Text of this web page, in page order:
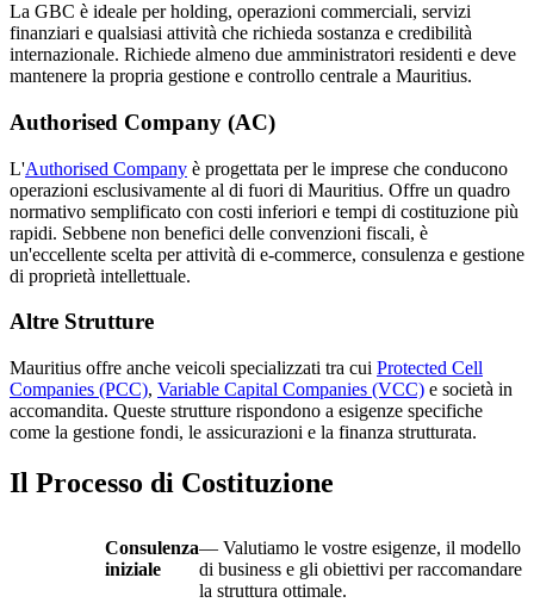
La GBC è ideale per holding, operazioni commerciali, servizi
finanziari e qualsiasi attività che richieda sostanza e credibilità
internazionale. Richiede almeno due amministratori residenti e deve
mantenere la propria gestione e controllo centrale a Mauritius.
Authorised Company (AC)
L'Authorised Company è progettata per le imprese che conducono
operazioni esclusivamente al di fuori di Mauritius. Offre un quadro
normativo semplificato con costi inferiori e tempi di costituzione più
rapidi. Sebbene non benefici delle convenzioni fiscali, è
un'eccellente scelta per attività di e-commerce, consulenza e gestione
di proprietà intellettuale.
Altre Strutture
Mauritius offre anche veicoli specializzati tra cui Protected Cell
Companies (PCC), Variable Capital Companies (VCC) e società in
accomandita. Queste strutture rispondono a esigenze specifiche
come la gestione fondi, le assicurazioni e la finanza strutturata.
Il Processo di Costituzione
Consulenza
iniziale
— Valutiamo le vostre esigenze, il modello
di business e gli obiettivi per raccomandare
la struttura ottimale.